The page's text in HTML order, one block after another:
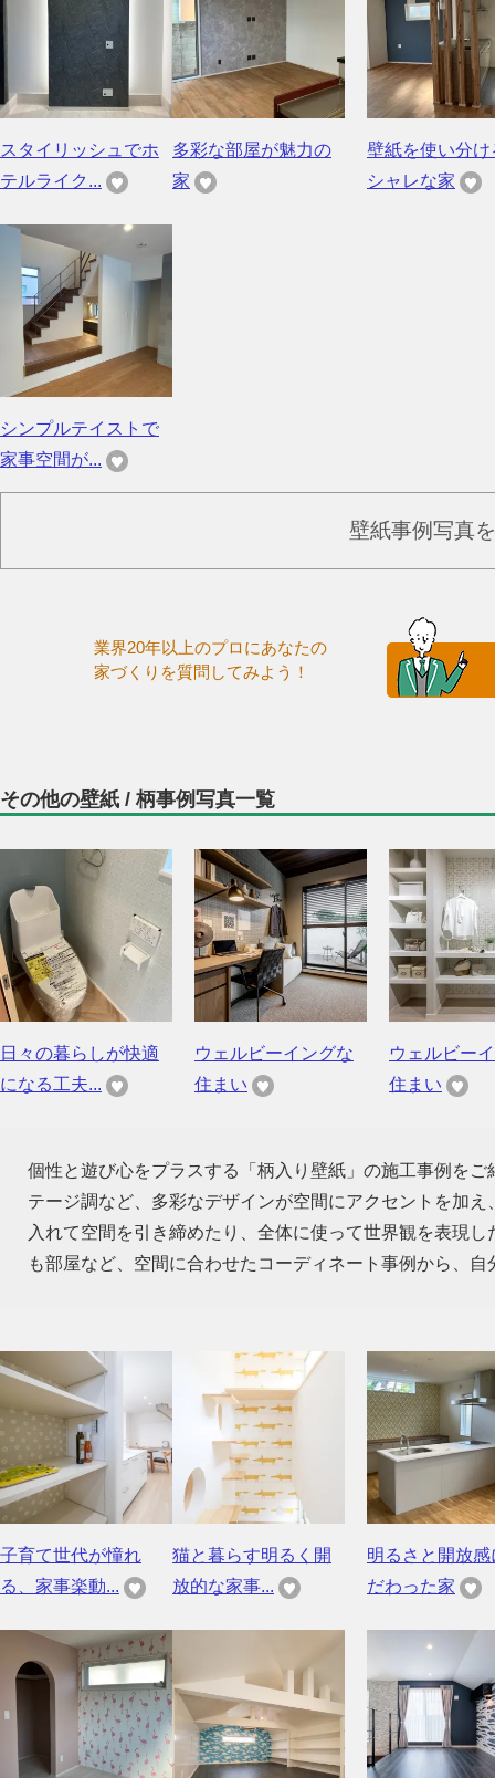
スタイリッシュでホ
テルライク...
多彩な部屋が魅力の
家
壁紙を使い分け
シャレな家
シンプルテイストで
家事空間が...
壁紙事例写真
業界20年以上のプロにあなたの
家づくりを質問してみよう！
その他の壁紙 / 柄事例写真一覧
日々の暮らしが快適
になる工夫...
ウェルビーイングな
住まい
ウェルビー
住まい
個性と遊び心をプラスする「柄入り壁紙」の施工事例を
テージ調など、多彩なデザインが空間にアクセントを加
入れて空間を引き締めたり、全体に使って世界観を表現
も部屋など、空間に合わせたコーディネート事例から、
子育て世代が憧れ
る、家事楽動...
猫と暮らす明るく開
放的な家事...
明るさと開放感
だわった家